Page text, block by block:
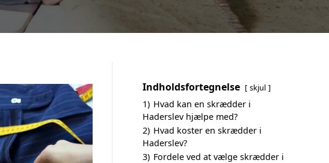
Indholdsfortegnelse skjul
1) Hvad kan en skrædder i
Haderslev hjælpe med?
2) Hvad koster en skrædder i
Haderslev?
3) Fordele ved at vælge skrædder i